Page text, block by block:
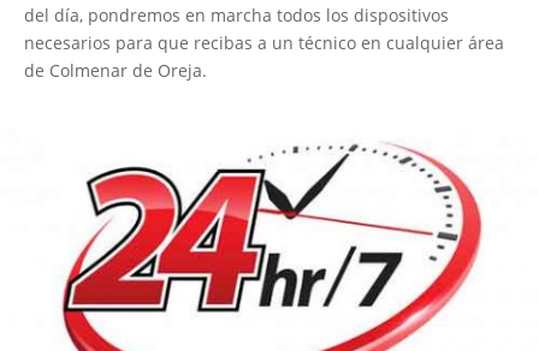
del día, pondremos en marcha todos los dispositivos
necesarios para que recibas a un técnico en cualquier área
de Colmenar de Oreja.